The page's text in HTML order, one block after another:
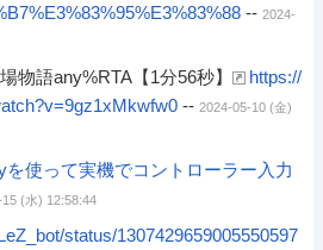
-- 2024-
物語any%RTA【1分56秒】
https://
-- 2024-05-10 (金)
を使って実機でコントローラー入力
(水) 12:58:44
status/1307429659005550597